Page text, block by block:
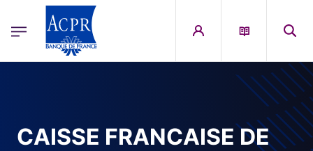
ACPR Menu Principal (French)
CAISSE FRANCAISE DE